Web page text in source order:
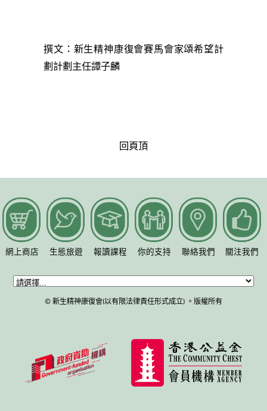
撰文：新生精神康復會賽馬會家頌希望計
劃計劃主任譚子麟
回頁頂
網上商店 生態旅遊 報讀課程 你的支持 聯絡我們 關注我們
© 新生精神康復會(以有限法律責任形式成立) 。版權所有